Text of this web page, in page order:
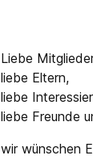
Liebe
liebe Eltern,
liebe
liebe Freunde
wir wünschen